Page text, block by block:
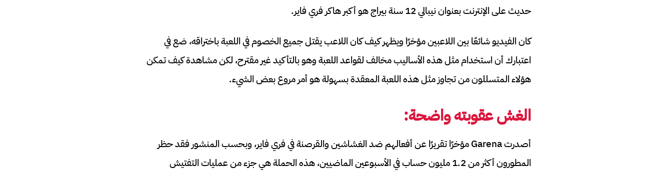
حديث على الإنترنت بعنوان نيبالي 12 سنة بيراج هو أكبر هاكر فري فاير.
كان الفيديو شائعًا بين اللاعبين مؤخرًا ويظهر كيف كان اللاعب يقتل جميع الخصوم في اللعبة باختراقه، ضع في
اعتبارك أن استخدام مثل هذه الأساليب مخالف لقواعد اللعبة وهو بالتأكيد غير مقترح، لكن مشاهدة كيف تمكن
هؤلاء المتسللون من تجاوز مثل هذه اللعبة المعقدة بسهولة هو أمر مروع بعض الشيء.
الغش عقوبته واضحة:
أصدرت Garena مؤخرًا تقريرًا عن أفعالهم ضد الغشاشين والقرصنة في فري فاير، وبحسب المنشور فقد حظر
المطورون أكثر من 1.2 مليون حساب في الأسبوعين الماضيين، هذه الحملة هي جزء من عمليات التفتيش